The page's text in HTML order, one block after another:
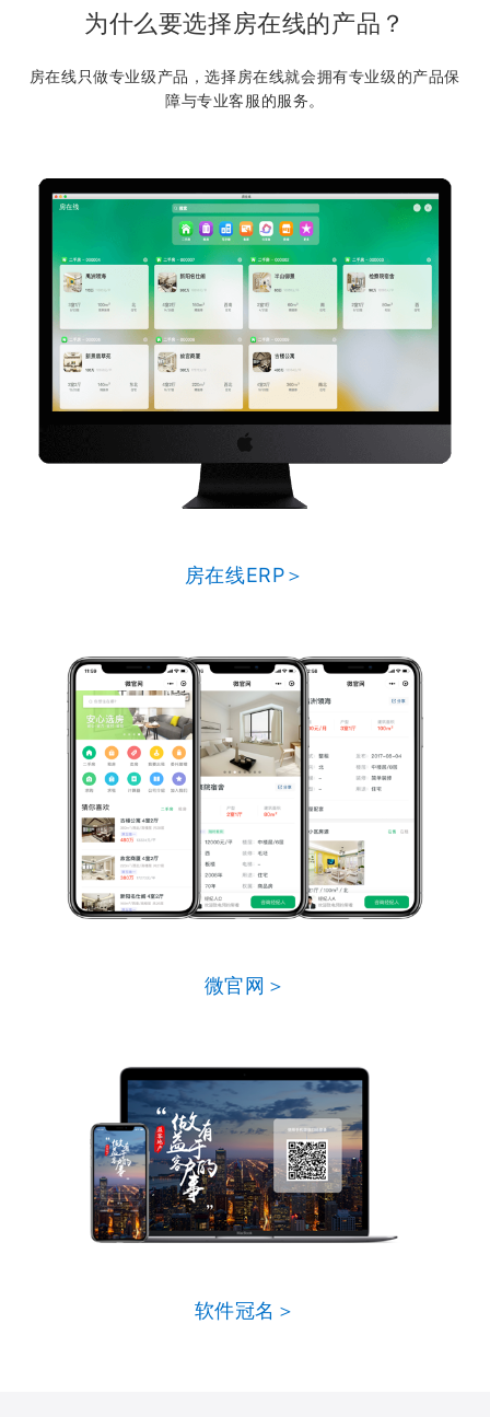
为什么要选择房在线的产品？
房在线只做专业级产品，选择房在线就会拥有专业级的产品保
障与专业客服的服务。
房在线ERP＞
微官网＞
软件冠名＞